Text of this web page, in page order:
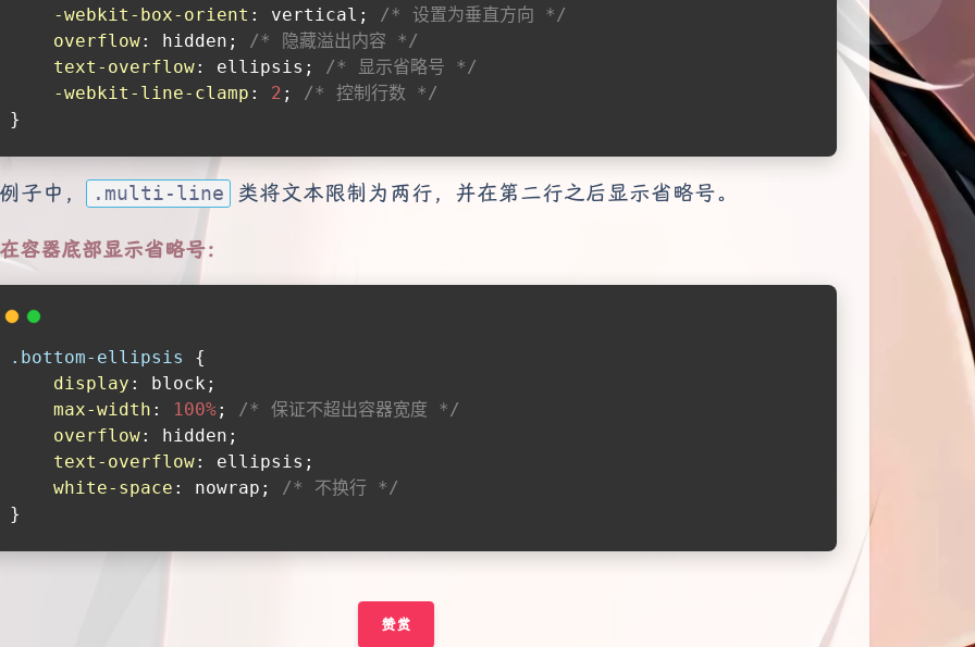
-webkit-box-orient : vertical;
/* 设置为垂直方向 */
overflow: hidden;
/* 隐藏溢出内容 */
text-overflow: ellipsis;
/* 显示省略号 */
-webkit-line-clamp : 2 ;
/* 控制行数 */
}
子中， .multi-line 类将文本限制为两行，并在第二行之后显示省略号。
在容器底部显示省略号：
.bottom-ellipsis
{
display : block;
max-width : 100%;
/* 保证不超出容器宽度 */
overflow: hidden;
text-overflow: ellipsis;
white-space : nowrap;
/* 不换行 */
}
赞赏